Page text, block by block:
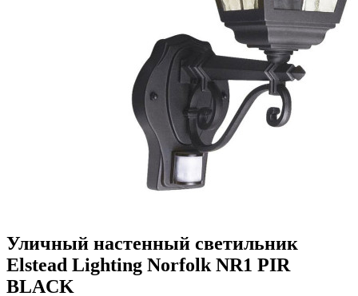
Уличный настенный светильник
Elstead Lighting Norfolk NR1 PIR
BLACK